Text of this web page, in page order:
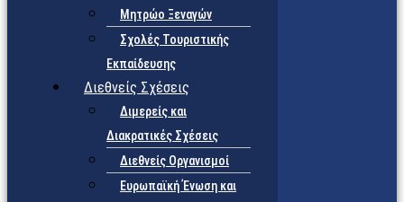
Μητρώο Ξεναγών
Σχολές Τουριστικής
Εκπαίδευσης
Διεθνείς Σχέσεις
Διμερείς και
Διακρατικές Σχέσεις
Διεθνείς Οργανισμοί
Ευρωπαϊκή Ένωση και